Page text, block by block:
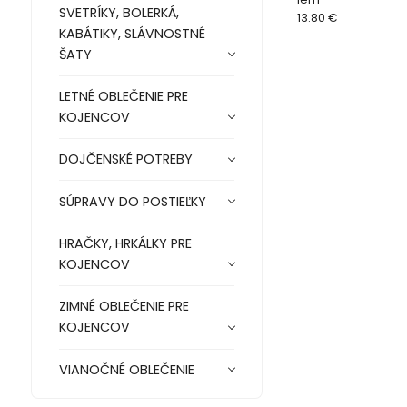
SVETRÍKY, BOLERKÁ,
KABÁTIKY, SLÁVNOSTNÉ
ŠATY
LETNÉ OBLEČENIE PRE
KOJENCOV
DOJČENSKÉ POTREBY
SÚPRAVY DO POSTIEĽKY
HRAČKY, HRKÁLKY PRE
KOJENCOV
ZIMNÉ OBLEČENIE PRE
KOJENCOV
VIANOČNÉ OBLEČENIE
13.80 €